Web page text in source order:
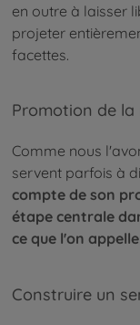
en outre à laisser
projeter
facettes.
Promotion de
Comme nous
servent parfois à
compte de son
étape centrale
ce que l'on
Construire un